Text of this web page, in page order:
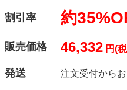
割引率 約
販売価格 46,332 円(
発送 注文受付から